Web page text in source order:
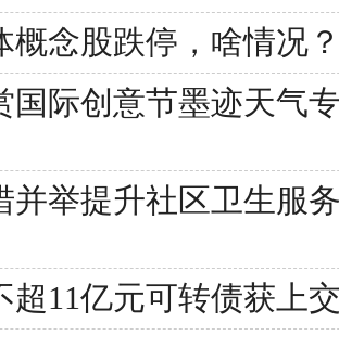
概念股跌停，啥情况
国际创意节墨迹天气
并举提升社区卫生服
超11亿元可转债获上